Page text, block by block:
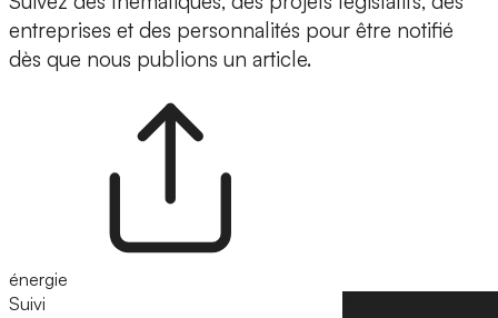
entreprises et des personnalités pour être notifié
dès que nous publions un article.
énergie
Suivi